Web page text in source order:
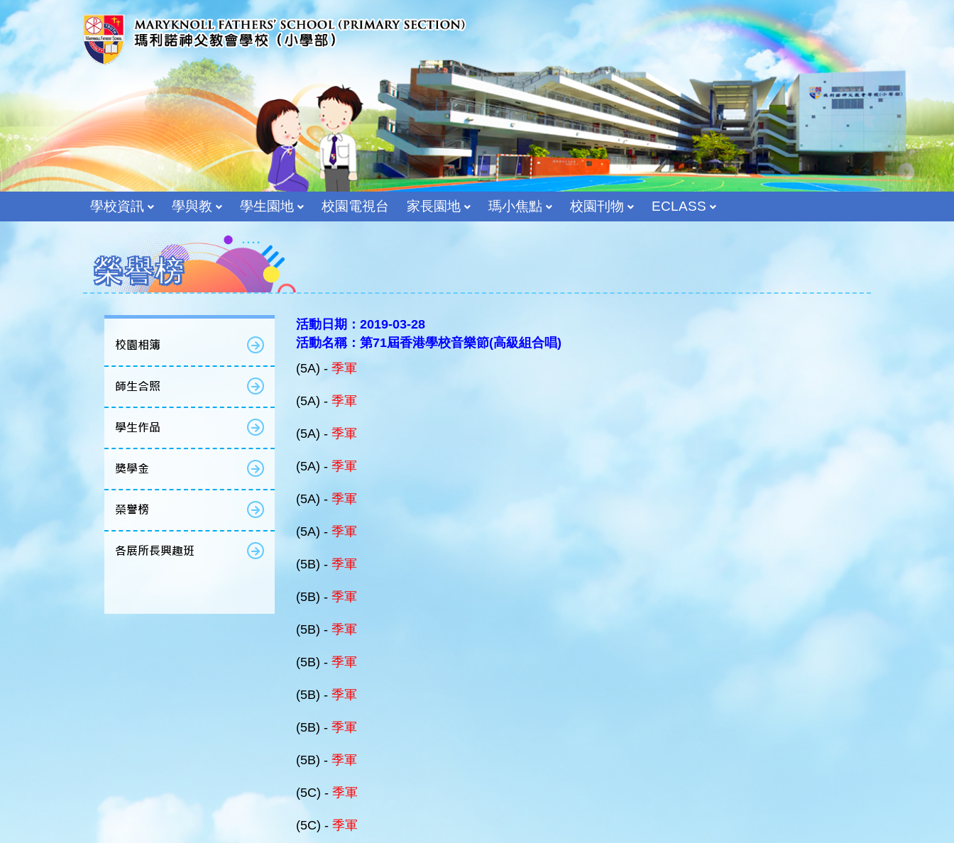
學校資訊 學與教 學生園地 校園電視台 家長園地 瑪小焦點 校園刊物 ECLASS
榮譽榜
校園相簿
師生合照
學生作品
獎學金
榮譽榜
各展所長興趣班
活動日期：2019-03-28
活動名稱：第71屆香港學校音樂節(高級組合唱)
(5A) - 季軍
(5A) - 季軍
(5A) - 季軍
(5A) - 季軍
(5A) - 季軍
(5A) - 季軍
(5B) - 季軍
(5B) - 季軍
(5B) - 季軍
(5B) - 季軍
(5B) - 季軍
(5B) - 季軍
(5B) - 季軍
(5C) - 季軍
(5C) - 季軍